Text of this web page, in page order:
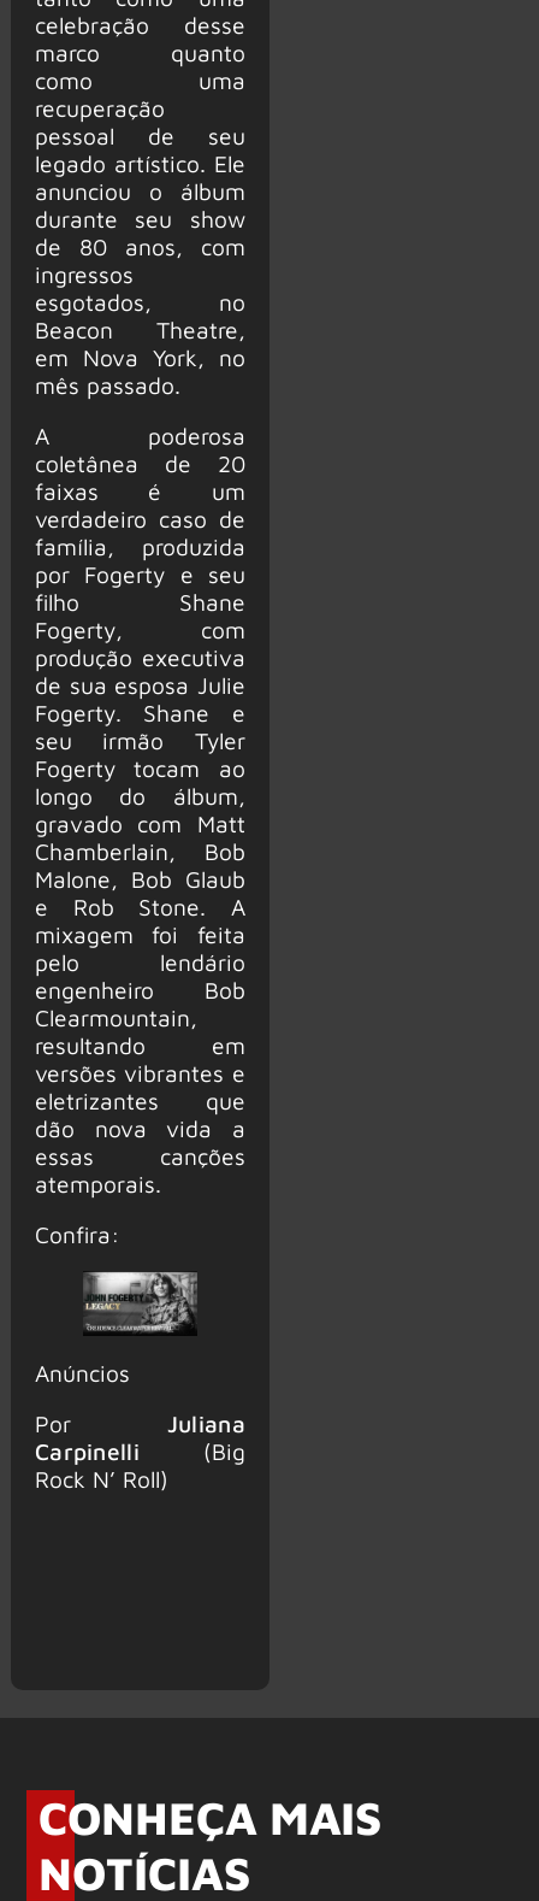
celebração desse
marco quanto
como uma
recuperação
pessoal de seu
legado artístico. Ele
anunciou o álbum
durante seu show
de 80 anos, com
ingressos
esgotados, no
Beacon Theatre,
em Nova York, no
mês passado.
A poderosa
coletânea de 20
faixas é um
verdadeiro caso de
família, produzida
por Fogerty e seu
filho Shane
Fogerty, com
produção executiva
de sua esposa Julie
Fogerty. Shane e
seu irmão Tyler
Fogerty tocam ao
longo do álbum,
gravado com Matt
Chamberlain, Bob
Malone, Bob Glaub
e Rob Stone. A
mixagem foi feita
pelo lendário
engenheiro Bob
Clearmountain,
resultando em
versões vibrantes e
eletrizantes que
dão nova vida a
essas canções
atemporais.
Confira:
Anúncios
Por Juliana
Carpinelli (Big
Rock N’ Roll)
CONHEÇA MAIS
NOTÍCIAS